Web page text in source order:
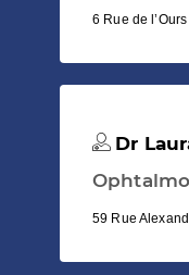
6 Rue de
Dr
59 Rue